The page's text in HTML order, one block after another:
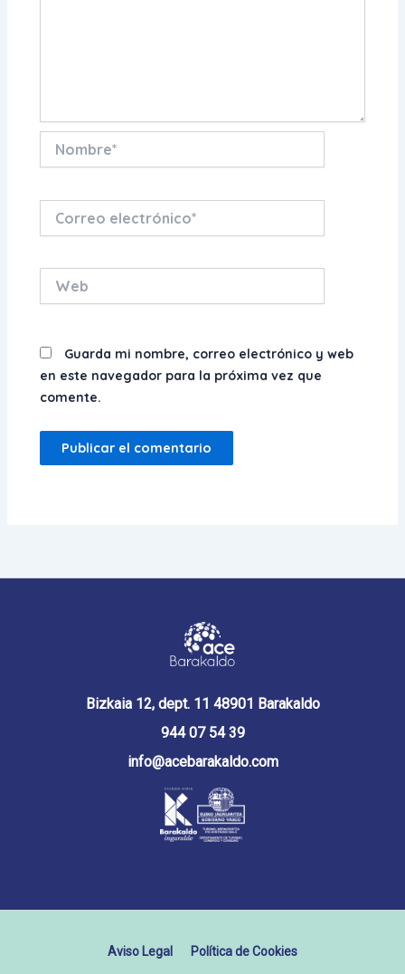
electrónico*
Guarda mi nombre, correo electrónico y web
en este navegador para la próxima vez que
comente.
Bizkaia 12, dept. 11 48901 Barakaldo
944 07 54 39
info@acebarakaldo.com
Aviso Legal Política de Cookies